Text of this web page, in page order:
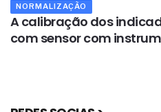
NORMALIZAÇÃO
A calibração dos
com sensor com